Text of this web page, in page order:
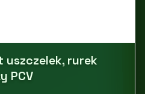
rurek
PCV